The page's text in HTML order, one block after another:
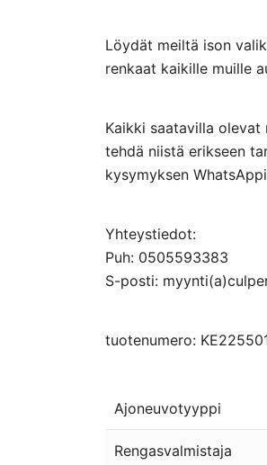
Löydät meiltä ison
renkaat kaikille muille
Kaikki saatavilla
tehdä niistä erikseen
kysymyksen
Yhteystiedot:
Puh: 0505593383
S-posti:
tuotenumero:
Ajoneuvotyyppi
Rengasvalmistaja